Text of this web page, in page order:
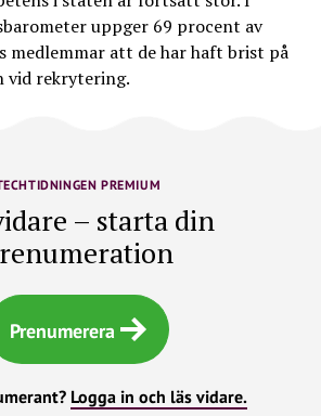
uppger 69 procent av
medlemmar att de har haft brist på
vid rekrytering.
PREMIUM
– starta din
Prenumerera
Logga in och läs vidare.